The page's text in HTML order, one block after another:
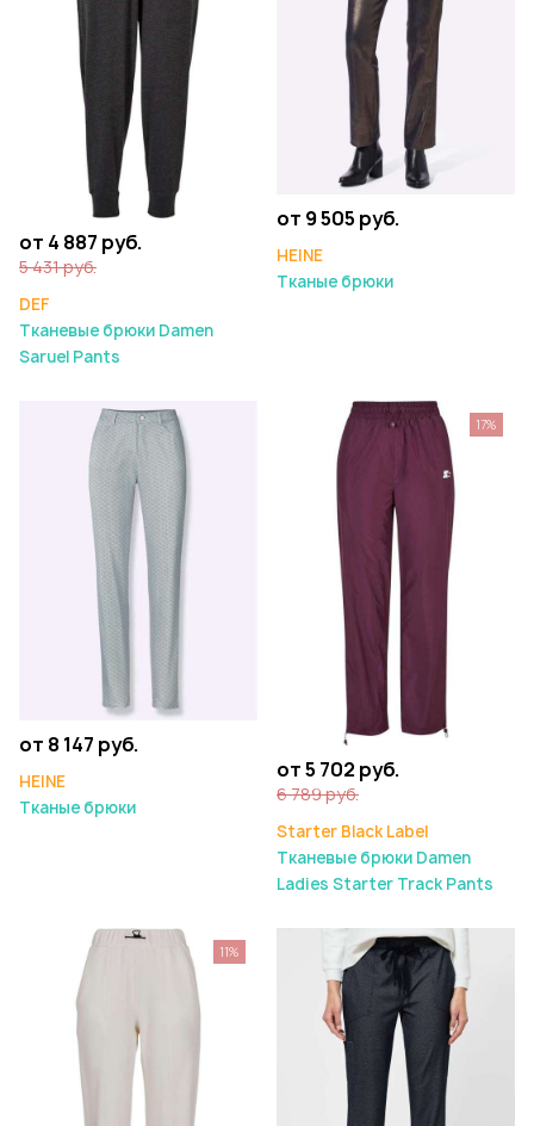
от 4 887 руб.
5 431 руб.
DEF
Тканевые брюки Damen
Saruel Pants
от 9 505 руб.
HEINE
Тканые брюки
от 8 147 руб.
HEINE
Тканые брюки
от 5 702 руб.
6 789 руб.
Starter Black Label
Тканевые брюки Damen
Ladies Starter Track Pants
17%
11%